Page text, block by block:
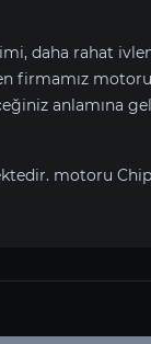
daha rahat
firmamız motoru
anlamına
motoru